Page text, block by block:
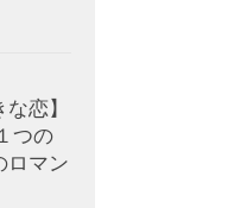
恋】
つの
ロマン